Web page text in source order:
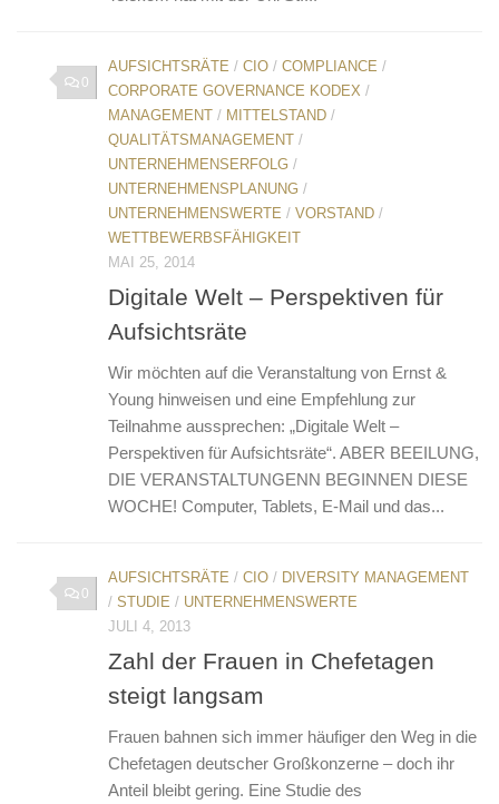
0
AUFSICHTSRÄTE / CIO / COMPLIANCE /
CORPORATE GOVERNANCE KODEX /
MANAGEMENT / MITTELSTAND /
QUALITÄTSMANAGEMENT /
UNTERNEHMENSERFOLG /
UNTERNEHMENSPLANUNG /
UNTERNEHMENSWERTE / VORSTAND /
WETTBEWERBSFÄHIGKEIT
MAI 25, 2014
Digitale Welt – Perspektiven für
Aufsichtsräte
Wir möchten auf die Veranstaltung von Ernst &
Young hinweisen und eine Empfehlung zur
Teilnahme aussprechen: „Digitale Welt –
Perspektiven für Aufsichtsräte“. ABER BEEILUNG,
DIE VERANSTALTUNGENN BEGINNEN DIESE
WOCHE! Computer, Tablets, E-Mail und das...
0
AUFSICHTSRÄTE / CIO / DIVERSITY MANAGEMENT
/ STUDIE / UNTERNEHMENSWERTE
JULI 4, 2013
Zahl der Frauen in Chefetagen
steigt langsam
Frauen bahnen sich immer häufiger den Weg in die
Chefetagen deutscher Großkonzerne – doch ihr
Anteil bleibt gering. Eine Studie des